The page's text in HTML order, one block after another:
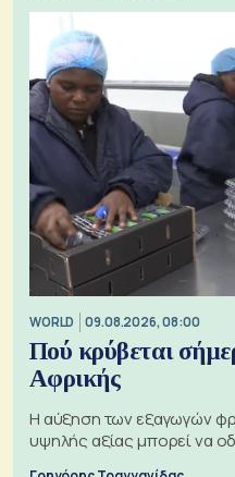
WORLD 09.08.2026, 08:00
Πού κρύβεται
Αφρικής
Η αύξηση των εξαγωγών
υψηλής αξίας μπορεί να